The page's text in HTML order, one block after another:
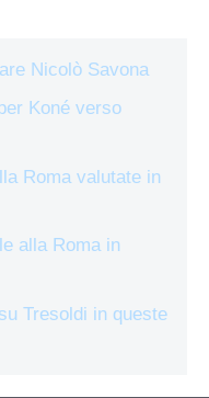
Nicolò Savona
Koné verso
Roma valutate in
alla Roma in
Tresoldi in queste